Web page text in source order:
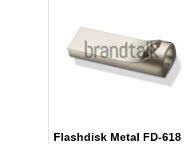
Flashdisk Metal FD-618